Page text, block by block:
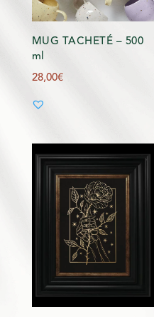
MUG TACHETÉ – 500
ml
28,00€